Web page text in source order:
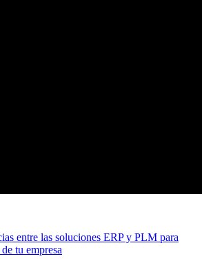
entre las soluciones ERP y PLM para
tu empresa